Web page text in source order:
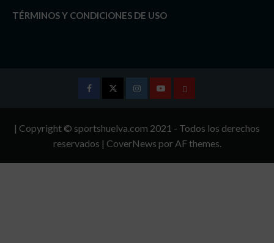
TÉRMINOS Y CONDICIONES DE USO
InstagramYoutubeTÉRMINOS
CONDICIONES
| Copyright © sportshuelva.com 2021 - Todos los derechos
reservados | CoverNews por AF themes.